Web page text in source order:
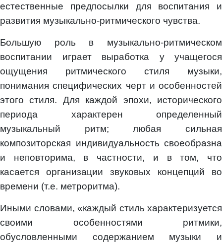
естественные предпосылки для воспитания и
развития музыкально-ритмического чувства.
Большую роль в музыкально-ритмическом
воспитании играет выработка у учащегося
ощущения ритмического стиля музыки,
понимания специфических черт и особенностей
этого стиля. Для каждой эпохи, исторического
периода характерен определенный
музыкальный ритм; любая сильная
композиторская индивидуальность своеобразна
и неповторима, в частности, и в том, что
касается организации звуковых концепций во
времени (т.е. метроритма).
Иными словами, «каждый стиль характеризуется
своими особенностями ритмики,
обусловленными содержанием музыки и